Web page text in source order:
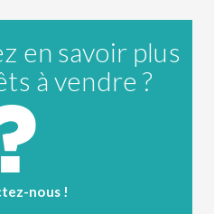
en savoir plus
à vendre ?
nous !